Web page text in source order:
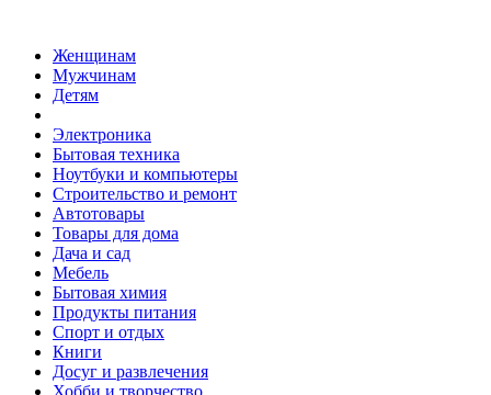
Женщинам
Мужчинам
Детям
Электроника
Бытовая техника
Ноутбуки и компьютеры
Строительство и ремонт
Автотовары
Товары для дома
Дача и сад
Мебель
Бытовая химия
Продукты питания
Спорт и отдых
Книги
Досуг и развлечения
Хобби и творчество